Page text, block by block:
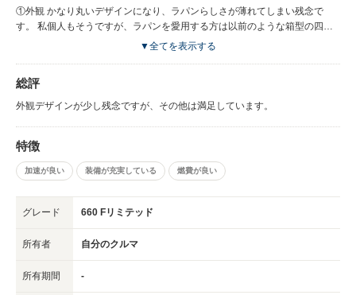
か？ ③走行： まだ慣らしなのでアクセルをベタ踏みはしていませんが高速
でも流れに乗ってスムーズな走りができています。 アクセルを段階的に踏
イドリングストップ機能は、代車のLではエンジン再起動音がうるさく聞こ
えていましたが、Fリミテッドでは気にならないレベルです。 スタート時瞬
時に発進したい時にもたつく事がありますが、考慮して操作することで慣れ
モニターの必要性を感じていませんでしたが、せっかくだからと思い標準の
全方向ナビを付けました。 結果的に付けて良かったです。 私は運転技術に
は自信がある方ですが、思ったよりバックするときに目視での後方が見えに
です。 ④乗り心地 軽自動車なので路面状態によりガタガタする振動はあり
ドアが何度閉めても半ドアになってしまいます。 力一杯閉める癖が付いた
締め直ししています（笑）
①外観 かなり丸いデザインになり、ラパンらしさが薄れてしまい残念で
す。 私個人もそうですが、ラパンを愛用する方は以前のような箱型の四角
カワイイ個性的なデザインを好んでいたと思われます。 丸くてカワイイデ
▼全てを表示する
総評
外観デザインが少し残念ですが、その他は満足しています。
特徴
加速が良い 装備が充実している 燃費が良い
グレード 660 Fリミテッド
所有者 自分のクルマ
所有期間 -